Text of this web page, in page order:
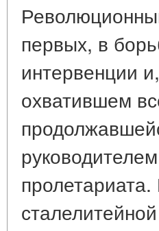
первых, в
интервенции
охватившем